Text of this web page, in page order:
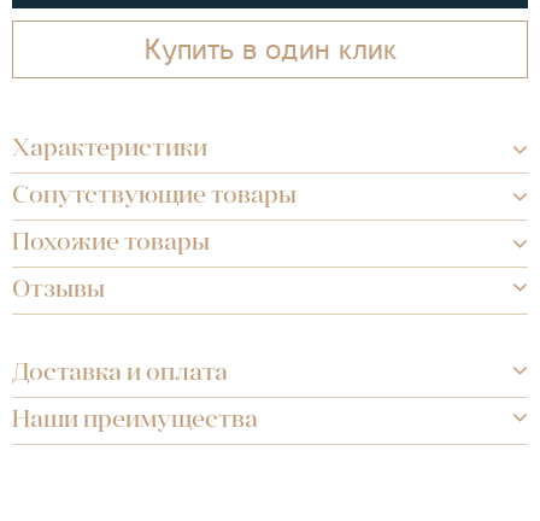
Купить в один клик
Характеристики
Сопутствующие товары
Похожие товары
Отзывы
Доставка и оплата
Наши преимущества